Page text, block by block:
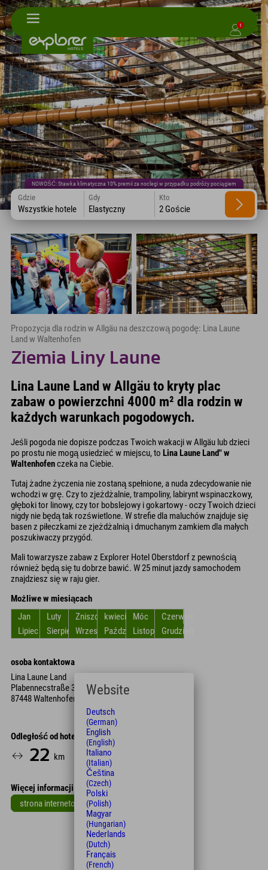
1
NOWOŚĆ: Stawka klimatyczna 10% premii za noclegi w przypadku podróży pociągiem
Gdzie
Wszystkie hotele
Gdy
Elastyczny
Kto
2 Goście
Propozycja dla rodzin w Allgäu na deszczową pogodę: Lina Laune
Land w Waltenhofen
Ziemia Liny Laune
Lina Laune Land w Allgäu to kryty plac
zabaw o powierzchni 4000 m² dla rodzin w
każdych warunkach pogodowych.
Jeśli pogoda nie dopisze podczas Twoich wakacji w Allgäu lub dzieci
po prostu nie mogą usiedzieć w miejscu, to Lina Laune Land" w
Waltenhofenczeka na Ciebie.
Tutaj żadne życzenia nie zostaną spełnione, a nuda zdecydowanie nie
wchodzi w grę. Czy to zjeżdżalnie, trampoliny, labirynt wspinaczkowy,
głęboki tor linowy, czy tor bobslejowy i gokartowy - oczy Twoich dzieci
nigdy nie będą tak rozświetlone. W strefie dla maluchów znajduje się
basen z piłeczkami ze zjeżdżalnią i dmuchanym zamkiem dla małych
poszukiwaczy przygód.
Mali towarzysze zabaw z Explorer Hotel Oberstdorf z pewnością
również będą się tu dobrze bawić. W 25 minut jazdy samochodem
znajdziesz się w raju gier.
Możliwe w miesiącach
Jan
Luty ZniszczyćkwiecieńMóc
Czerwiec
Lipiec
Sierpień WrzesieńPaździernikListopadGrudzień
osoba kontaktowa
Lina Laune Land
Plabennecstraße 30
87448 Waltenhofen
Odległość od hotelu
22 km 20
Więcej informacji
strona internetowa
Leaflet
Website
Deutsch
(German)
English
(English)
Italiano
(Italian)
Čeština
(Czech)
Polski
(Polish)
Magyar
(Hungarian)
Nederlands
(Dutch)
Français
(French)